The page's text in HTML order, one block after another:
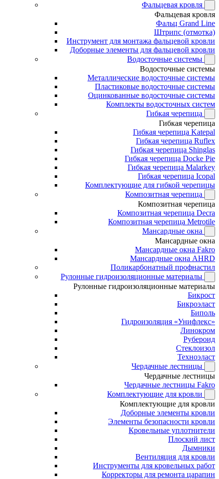
Фальцевая кровля
Фальцевая кровля
Фальц Grand Line
Штрипс (отмотка)
Инструмент для монтажа фальцевой кровли
Доборные элементы для фальцевой кровли
Водосточные системы
Водосточные системы
Металлические водосточные системы
Пластиковые водосточные системы
Оцинкованные водосточные системы
Комплекты водосточных систем
Гибкая черепица
Гибкая черепица
Гибкая черепица Katepal
Гибкая черепица Ruflex
Гибкая черепица Shinglas
Гибкая черепица Docke Pie
Гибкая черепица Malarkey
Гибкая черепица Icopal
Комплектующие для гибкой черепицы
Композитная черепица
Композитная черепица
Композитная черепица Decra
Композитная черепица Metrotile
Мансардные окна
Мансардные окна
Мансардные окна Fakro
Мансардные окна AHRD
Поликарбонатный профнастил
Рулонные гидроизоляционные материалы
Рулонные гидроизоляционные материалы
Бикрост
Бикроэласт
Биполь
Гидроизоляция «Унифлекс»
Линокром
Рубероид
Стеклоизол
Техноэласт
Чердачные лестницы
Чердачные лестницы
Чердачные лестницы Fakro
Комплектующие для кровли
Комплектующие для кровли
Доборные элементы кровли
Элементы безопасности кровли
Кровельные уплотнители
Плоский лист
Дымники
Вентиляция для кровли
Инструменты для кровельных работ
Корректоры для ремонта царапин